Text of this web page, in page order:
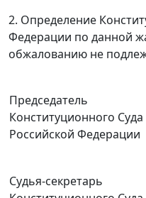
2. Определение
Федерации по данной
обжалованию не
Председатель
Конституционного Суда
Российской Федерации
Судья-секретарь